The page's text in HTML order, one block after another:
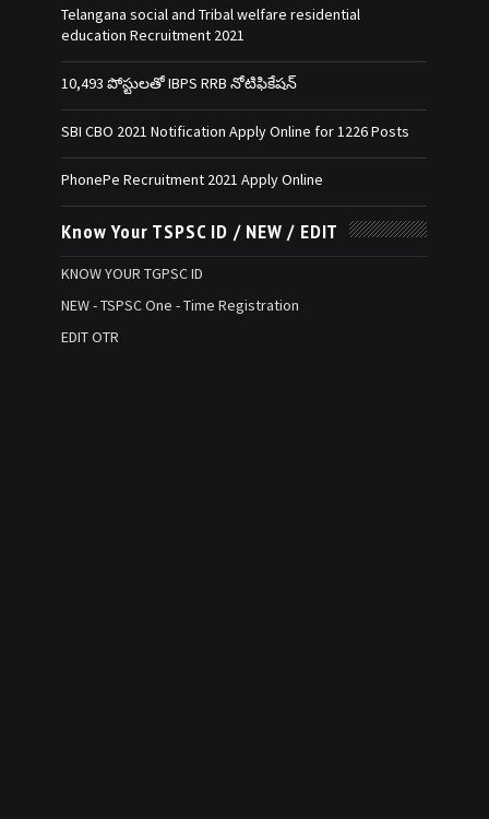
Telangana social and Tribal welfare residential
education Recruitment 2021
10,493 పోస్టులతో IBPS RRB నోటిఫికేషన్‌
SBI CBO 2021 Notification Apply Online for 1226 Posts
PhonePe Recruitment 2021 Apply Online
Know Your TSPSC ID / NEW / EDIT
KNOW YOUR TGPSC ID
NEW - TSPSC One - Time Registration
EDIT OTR